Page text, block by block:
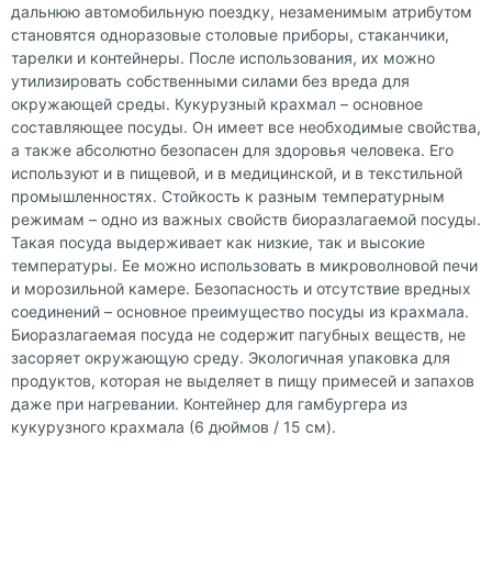
дальнюю автомобильную поездку, незаменимым атрибутом
становятся одноразовые столовые приборы, стаканчики,
тарелки и контейнеры. После использования, их можно
утилизировать собственными силами без вреда для
окружающей среды. Кукурузный крахмал – основное
составляющее посуды. Он имеет все необходимые свойства,
а также абсолютно безопасен для здоровья человека. Его
используют и в пищевой, и в медицинской, и в текстильной
промышленностях. Стойкость к разным температурным
режимам – одно из важных свойств биоразлагаемой посуды.
Такая посуда выдерживает как низкие, так и высокие
температуры. Ее можно использовать в микроволновой печи
и морозильной камере. Безопасность и отсутствие вредных
соединений – основное преимущество посуды из крахмала.
Биоразлагаемая посуда не содержит пагубных веществ, не
засоряет окружающую среду. Экологичная упаковка для
продуктов, которая не выделяет в пищу примесей и запахов
даже при нагревании. Контейнер для гамбургера из
кукурузного крахмала (6 дюймов / 15 см).